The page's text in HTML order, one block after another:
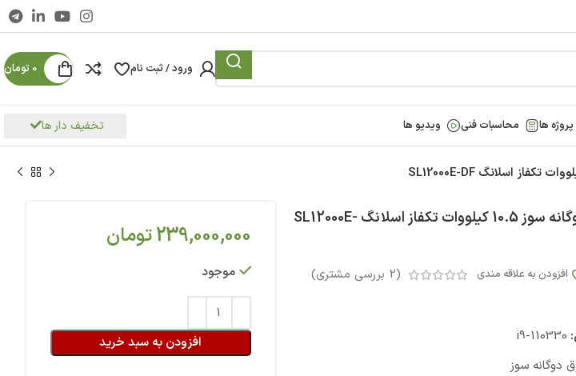
ورود / ثبت نام 0 تومان
پروژه ها محاسبات فنی ویدیو ها تخفیف دار ها
موتور برق دوگانه سوز 10.5 کیلووات تکفاز اسلانگ SL12000E-
افزودن به علاقه مندی (
2 بررسی مشتری)
i9-110330
دوگانه سوز
239,000,000تومان
موجود
افزودن به سبد خرید